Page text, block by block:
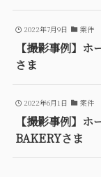
2022年7月9日 案件
【撮影事例】
さま
2022年6月1日 案件
【撮影事例】
BAKERYさま